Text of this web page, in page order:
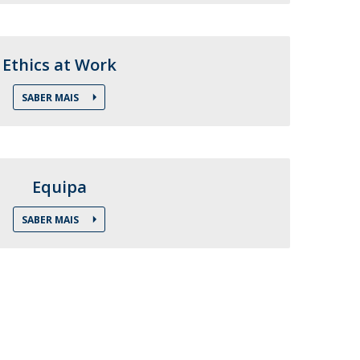
Ethics at Work
SABER MAIS
Equipa
SABER MAIS